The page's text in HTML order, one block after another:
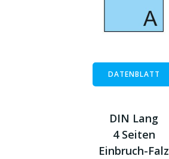
DATENBLATT
DIN Lang
4 Seiten
Einbruch-Falz